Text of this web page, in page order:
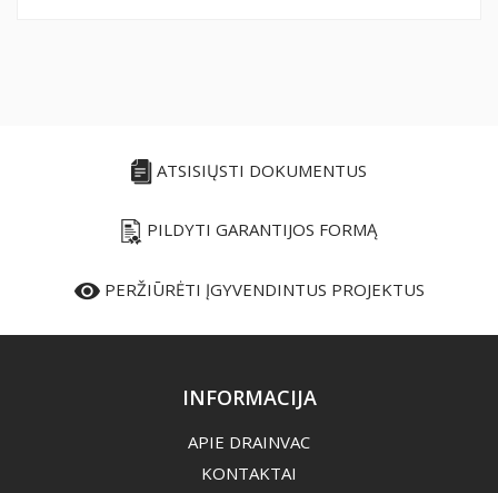
ATSISIŲSTI DOKUMENTUS
PILDYTI GARANTIJOS FORMĄ
PERŽIŪRĖTI ĮGYVENDINTUS PROJEKTUS
INFORMACIJA
APIE DRAINVAC
KONTAKTAI